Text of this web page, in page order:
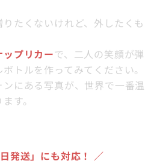
りたくないけれど、外したくも
ップリカーで、二人の笑顔が弾
トルを作ってみてください。
にある写真が、世界で一番温
す。
発送」にも対応！ ／